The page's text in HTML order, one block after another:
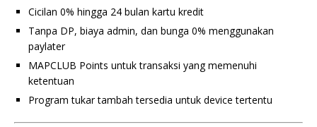
Cicilan 0% hingga 24 bulan kartu kredit
Tanpa DP, biaya admin, dan bunga 0% menggunakan
paylater
MAPCLUB Points untuk transaksi yang memenuhi
ketentuan
Program tukar tambah tersedia untuk device tertentu